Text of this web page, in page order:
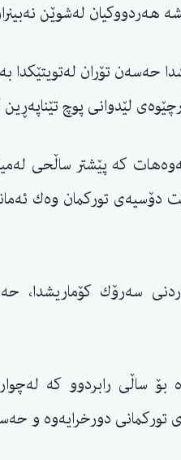
هه‌ردووكیان له‌شوێن
حەسەن تۆران
لێدوانی پوچ تێناپەڕین
كە پێشتر ساڵحی
دۆسیەی توركمان وەك
سەرۆك
بۆ ساڵی رابردوو كە
دورخرایه‌وه‌ و